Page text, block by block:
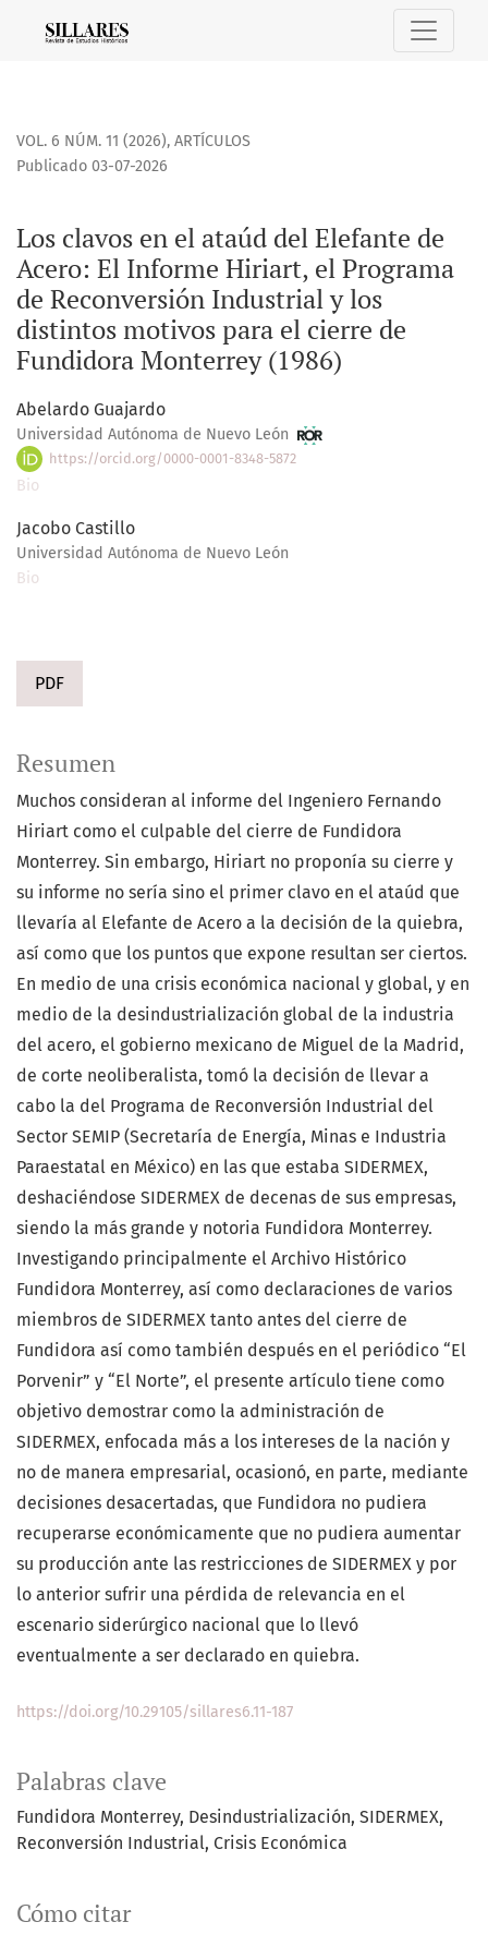
Los clavos en el ataúd del Elefante de Acero: El Informe
VOL. 6 NÚM. 11 (2026), ARTÍCULOS
Los clavos en el ataúd del Elefante de
Acero: El Informe Hiriart, el Programa
de Reconversión Industrial y los
distintos motivos para el cierre de
Fundidora Monterrey (1986)
Publicado 03-07-2026
Abelardo Guajardo
Universidad Autónoma de Nuevo León
https://orcid.org/0000-0001-8348-5872
Bio
Jacobo Castillo
Universidad Autónoma de Nuevo León
Bio
PDF
Palabras clave
Fundidora Monterrey Desindustrialización SIDERMEX
Reconversión Industrial Crisis Económica
Cómo citar
Resumen
Muchos consideran al informe del Ingeniero Fernando
Hiriart como el culpable del cierre de Fundidora
Monterrey. Sin embargo, Hiriart no proponía su cierre y
su informe no sería sino el primer clavo en el ataúd que
llevaría al Elefante de Acero a la decisión de la quiebra,
así como que los puntos que expone resultan ser ciertos.
En medio de una crisis económica nacional y global, y en
medio de la desindustrialización global de la industria
del acero, el gobierno mexicano de Miguel de la Madrid,
de corte neoliberalista, tomó la decisión de llevar a
cabo la del Programa de Reconversión Industrial del
Sector SEMIP (Secretaría de Energía, Minas e Industria
Paraestatal en México) en las que estaba SIDERMEX,
deshaciéndose SIDERMEX de decenas de sus empresas,
siendo la más grande y notoria Fundidora Monterrey.
Investigando principalmente el Archivo Histórico
Fundidora Monterrey, así como declaraciones de varios
miembros de SIDERMEX tanto antes del cierre de
Fundidora así como también después en el periódico “El
Porvenir” y “El Norte”, el presente artículo tiene como
objetivo demostrar como la administración de
SIDERMEX, enfocada más a los intereses de la nación y
no de manera empresarial, ocasionó, en parte, mediante
decisiones desacertadas, que Fundidora no pudiera
recuperarse económicamente que no pudiera aumentar
su producción ante las restricciones de SIDERMEX y por
lo anterior sufrir una pérdida de relevancia en el
escenario siderúrgico nacional que lo llevó
eventualmente a ser declarado en quiebra.
https://doi.org/10.29105/sillares6.11-187